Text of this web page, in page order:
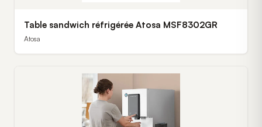
Table sandwich réfrigérée Atosa MSF8302GR
Atosa